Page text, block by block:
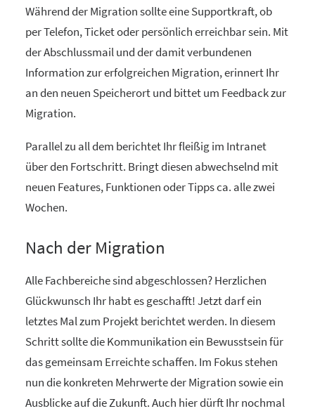
Während der Migration sollte eine Supportkraft, ob
per Telefon, Ticket oder persönlich erreichbar sein. Mit
der Abschlussmail und der damit verbundenen
Information zur erfolgreichen Migration, erinnert Ihr
an den neuen Speicherort und bittet um Feedback zur
Migration.
Parallel zu all dem berichtet Ihr fleißig im Intranet
über den Fortschritt. Bringt diesen abwechselnd mit
neuen Features, Funktionen oder Tipps ca. alle zwei
Wochen.
Nach der Migration
Alle Fachbereiche sind abgeschlossen? Herzlichen
Glückwunsch Ihr habt es geschafft! Jetzt darf ein
letztes Mal zum Projekt berichtet werden. In diesem
Schritt sollte die Kommunikation ein Bewusstsein für
das gemeinsam Erreichte schaffen. Im Fokus stehen
nun die konkreten Mehrwerte der Migration sowie ein
Ausblicke auf die Zukunft. Auch hier dürft Ihr nochmal